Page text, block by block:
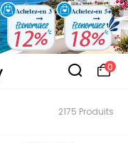
0
2175 Produits